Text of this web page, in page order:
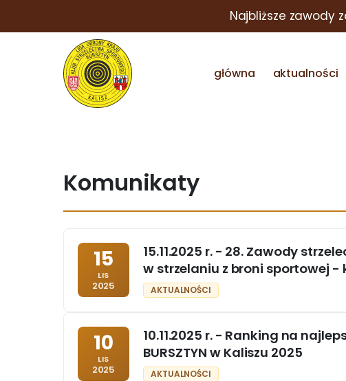
Najbliższe zawody
główna aktualności
Komunikaty
15
LIS
2025
15.11.2025 r. - 28. Zawody
w strzelaniu z broni sportowej
AKTUALNOŚCI
10
LIS
2025
10.11.2025 r. - Ranking na
BURSZTYN w Kaliszu 2025
AKTUALNOŚCI